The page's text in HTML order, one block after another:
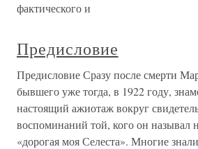
фактического и
Предисловие
Предисловие Сразу после смерти
бывшего уже тогда, в 1922 году,
настоящий ажиотаж вокруг
воспоминаний той, кого он называл
«дорогая моя Селеста». Многие